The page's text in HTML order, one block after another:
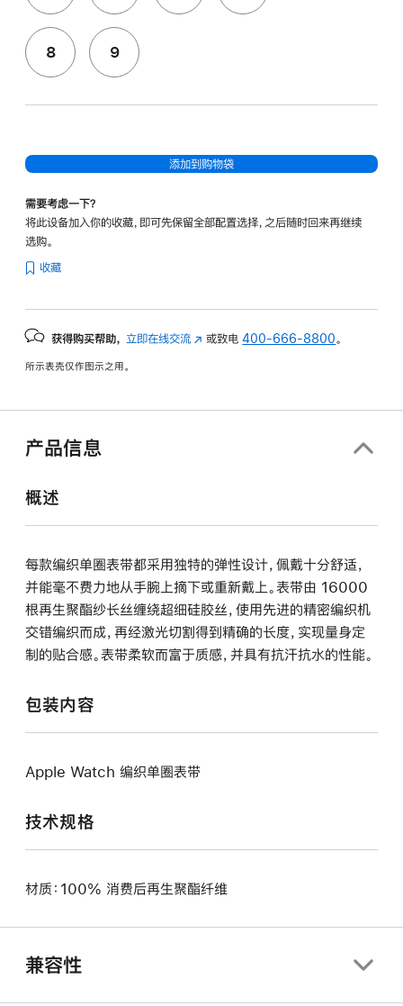
8 9
添加到购物袋
需要考虑一下？
将此设备加入你的收藏，即可先保留全部配置选择，之后随时回来再继续
选购。
收藏
获得购买帮助， 立即在线交流 (在
中
或致电400-666-8800 。
所示表壳仅作图示之用。
产品信息
概述
每款编织单圈表带都采用独特的弹性设计，佩戴十分舒适，
并能毫不费力地从手腕上摘下或重新戴上。表带由 16000
根再生聚酯纱长丝缠绕超细硅胶丝，使用先进的精密编织机
交错编织而成，再经激光切割得到精确的长度，实现量身定
制的贴合感。表带柔软而富于质感，并具有抗汗抗水的性能。
包装内容
Apple Watch 编织单圈表带
技术规格
材质：100% 消费后再生聚酯纤维
兼容性